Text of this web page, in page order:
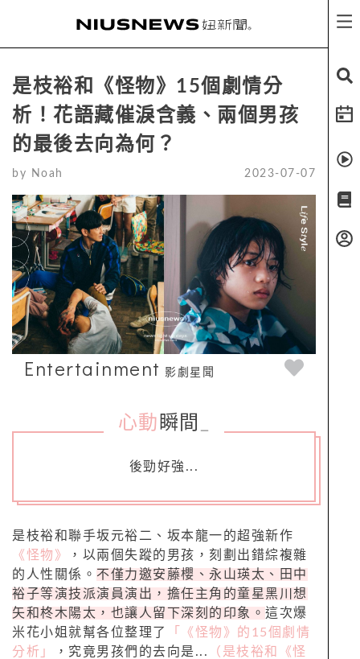
是枝裕和《怪物》15個劇情分
析！花語藏催淚含義、兩個男孩
的最後去向為何？
by Noah 2023-07-07
Entertainment 影劇星聞
心動 瞬間
後勁好強...
是枝裕和聯手坂元裕二、坂本龍一的超強新作
《怪物》
，以兩個失蹤的男孩，刻劃出錯綜複雜
的人性關係。 不僅力邀安藤櫻、永山瑛太、田中
裕子等演技派演員演出，擔任主角的童星黑川想
矢和柊木陽太，也讓人留下深刻的印象。 這次爆
米花小姐就幫各位整理了
「《怪物》的15個劇情
分析」
，究竟男孩們的去向是...
（是枝裕和《怪